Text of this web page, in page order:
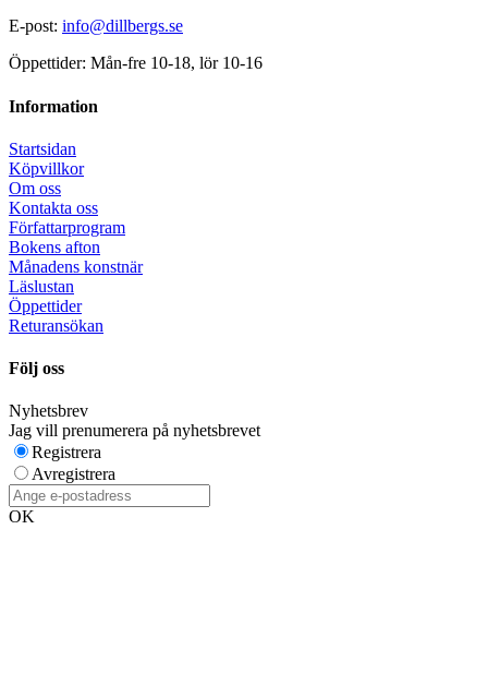
E-post: info@dillbergs.se
Öppettider: Mån-fre 10-18, lör 10-16
Information
Startsidan
Köpvillkor
Om oss
Kontakta oss
Författarprogram
Bokens afton
Månadens konstnär
Läslustan
Öppettider
Returansökan
Följ oss
Nyhetsbrev
Jag vill prenumerera på nyhetsbrevet
Registrera
Avregistrera
OK